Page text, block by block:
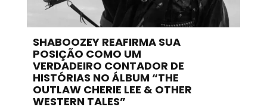
SHABOOZEY REAFIRMA SUA
POSIÇÃO COMO UM
VERDADEIRO CONTADOR DE
HISTÓRIAS NO ÁLBUM “THE
OUTLAW CHERIE LEE & OTHER
WESTERN TALES”